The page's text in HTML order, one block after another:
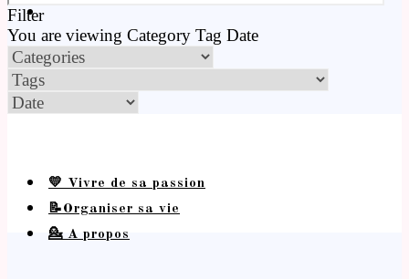
Filter
You are viewing Category Tag Date
💛 Vivre de sa passion
📝Organiser sa vie
💁 A propos